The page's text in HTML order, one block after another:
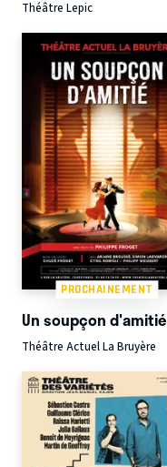
Théâtre Lepic
PROCHAINEMENT
Un soupçon d'amitié
Théâtre Actuel La Bruyère